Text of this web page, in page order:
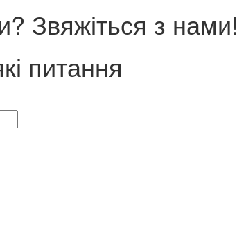
Звяжіться з нами!
питання